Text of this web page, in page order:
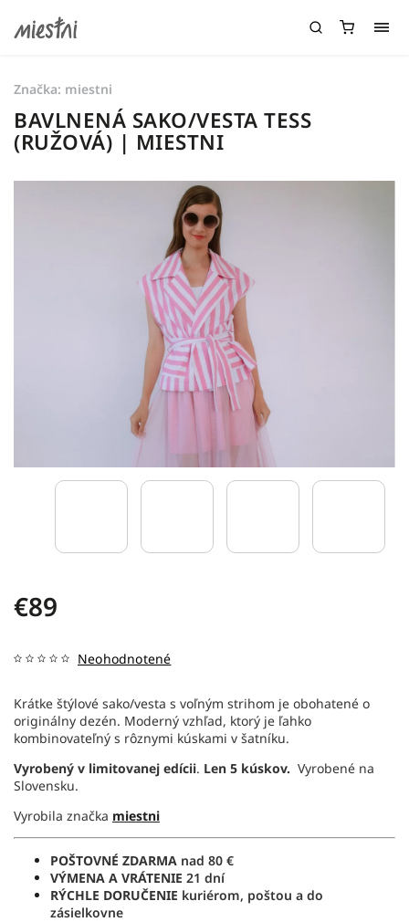
BAVLNENÁ SAKO/VESTA TESS
(RUŽOVÁ) | MIESTNI
€89
Neohodnotené
Krátke štýlové sako/vesta s voľným strihom je obohatené o
originálny dezén. Moderný vzhľad, ktorý je ľahko
kombinovateľný s rôznymi kúskami v šatníku.
Vyrobený v limitovanej edícii. Len 5 kúskov. Vyrobené na
Slovensku.
Vyrobila značka miestni
POŠTOVNÉ ZDARMA nad 80 €
VÝMENA A VRÁTENIE 21 dní
RÝCHLE DORUČENIE kuriérom, poštou a do
zásielkovne
Značka: miestni